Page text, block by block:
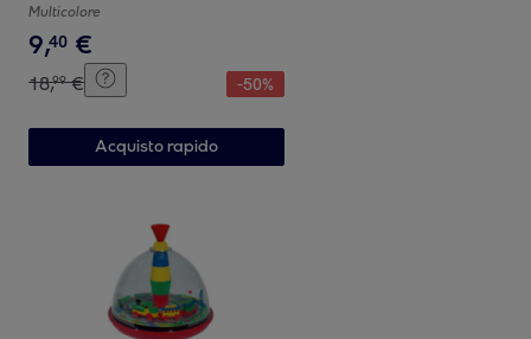
Multicolore
9,40 €
18,99 € -50%
Acquisto rapido